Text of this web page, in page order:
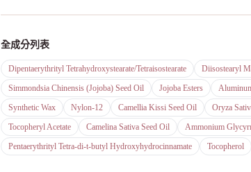
全成分列表
Dipentaerythrityl Tetrahydroxystearate/Tetraisostearate Diisostearyl
Simmondsia Chinensis (Jojoba) Seed Oil
Jojoba Esters
Synthetic Wax
Nylon-12 Camellia Kissi Seed Oil Oryza
Tocopheryl Acetate
Camelina Sativa Seed Oil Ammonium
Pentaerythrityl Tetra-di-t-butyl Hydroxyhydrocinnamate
Tocopherol